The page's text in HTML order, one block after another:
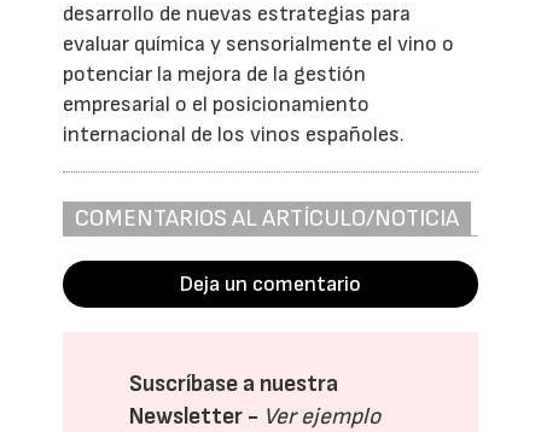
desarrollo de nuevas estrategias para
evaluar química y sensorialmente el vino o
potenciar la mejora de la gestión
empresarial o el posicionamiento
internacional de los vinos españoles.
COMENTARIOS AL ARTÍCULO/NOTICIA
Deja un comentario
Suscríbase a nuestra
Newsletter - Ver ejemplo